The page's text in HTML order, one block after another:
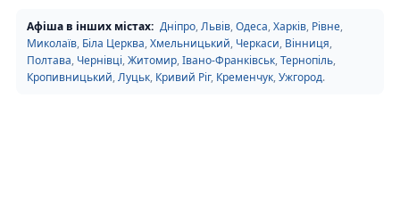
Афіша в інших містах: Дніпро,Львів,Одеса,Харків, Рівне,
Миколаїв, Біла Церква,Хмельницький, Черкаси, Вінниця,
Полтава, Чернівці,Житомир,Івано-Франківськ,Тернопіль,
Кропивницький,Луцьк, Кривий Ріг, Кременчук,Ужгород.